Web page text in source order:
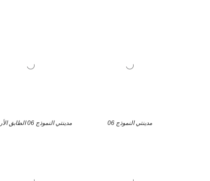
مدينتي النموذج 06 مدينتي النموذج 06 الطابق الأرضي